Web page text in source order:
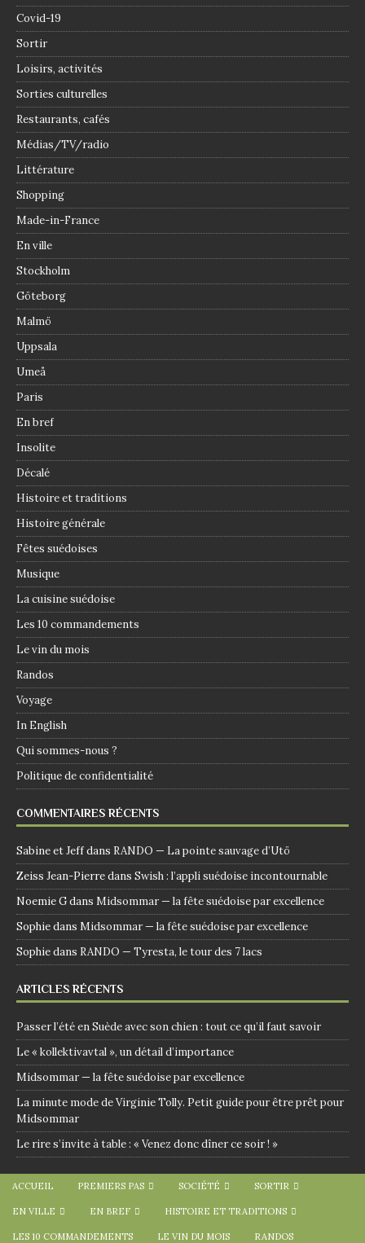
Covid-19
Sortir
Loisirs, activités
Sorties culturelles
Restaurants, cafés
Médias/TV/radio
Littérature
Shopping
Made-in-France
En ville
Stockholm
Göteborg
Malmö
Uppsala
Umeå
Paris
En bref
Insolite
Décalé
Histoire et traditions
Histoire générale
Fêtes suédoises
Musique
La cuisine suédoise
Les 10 commandements
Le vin du mois
Randos
Voyage
In English
Qui sommes-nous ?
Politique de confidentialité
COMMENTAIRES RÉCENTS
Sabine et Jeffdans RANDO — La pointe sauvage d’Utö
Zeiss Jean-Pierredans Swish : l’appli suédoise incontournable
Noemie Gdans Midsommar — la fête suédoise par excellence
Sophiedans Midsommar — la fête suédoise par excellence
Sophiedans RANDO — Tyresta, le tour des 7 lacs
ARTICLES RÉCENTS
Passer l’été en Suède avec son chien : tout ce qu’il faut savoir
Le « kollektivavtal », un détail d’importance
Midsommar — la fête suédoise par excellence
La minute mode de Virginie Tolly. Petit guide pour être prêt pour
Midsommar
Le rire s’invite à table : « Venez donc dîner ce soir ! »
ACCUEIL PREMIERS PAS SOCIÉTÉ SORTIR
EN VILLE EN BREF HISTOIRE ET TRADITIONS
LES 10 COMMANDEMENTS LE VIN DU MOIS RANDOS